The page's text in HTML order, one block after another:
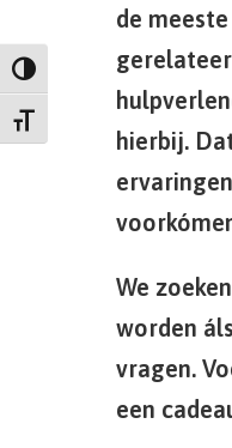
Keuze voor hoog contrast
Kies grootte van het
de
hierbij.
We
worden
vragen.
een